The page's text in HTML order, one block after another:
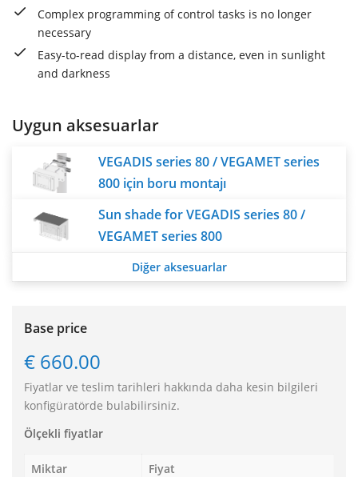
Complex programming of control tasks is no longer
necessary
Easy-to-read display from a distance, even in sunlight
and darkness
Uygun aksesuarlar
VEGADIS series 80 / VEGAMET series
800 için boru montajı
Sun shade for VEGADIS series 80 /
VEGAMET series 800
Diğer aksesuarlar
Base price
€ 660.00
Fiyatlar ve teslim tarihleri hakkında daha kesin bilgileri
konfigüratörde bulabilirsiniz.
Ölçekli fiyatlar
Miktar
Fiyat